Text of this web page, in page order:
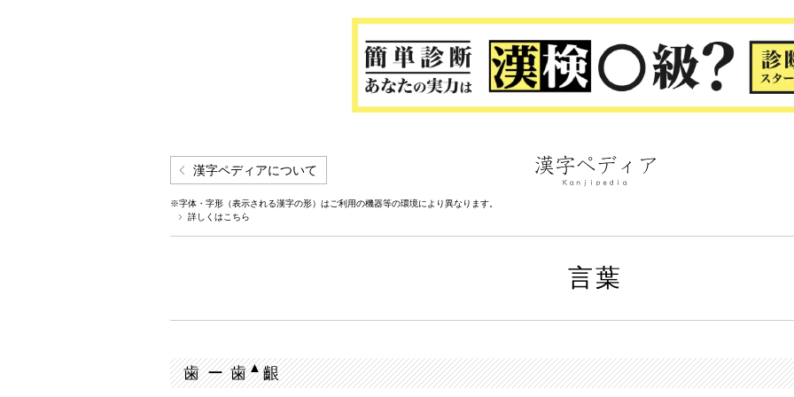
漢字ペディアについて
※字体・字形（表示される漢字の形）はご利用の機器等の環境により異なります。
詳しくはこちら
言葉
歯 ー 歯▲齦